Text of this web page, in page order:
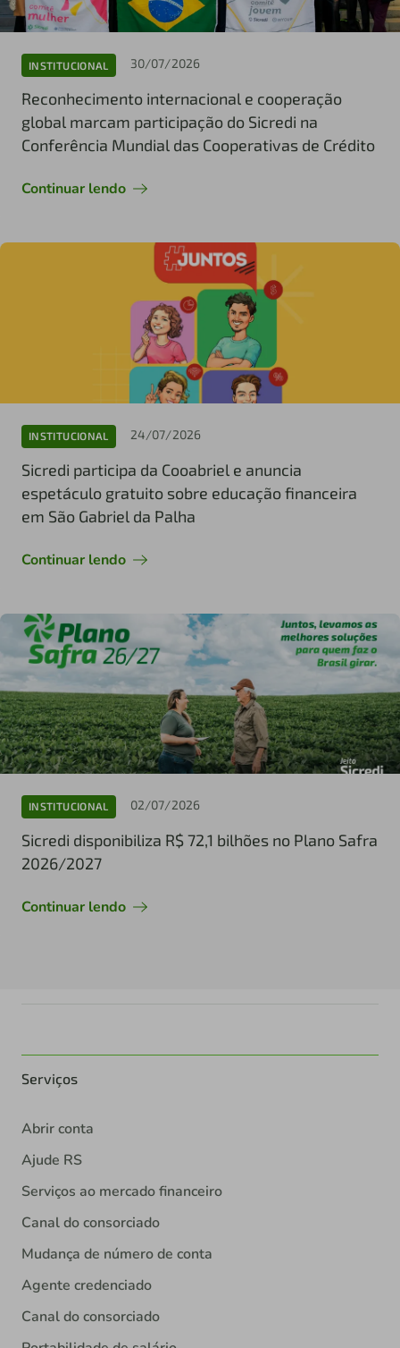
INSTITUCIONAL 30/07/2026
Reconhecimento internacional e cooperação
global marcam participação do Sicredi na
Conferência Mundial das Cooperativas de Crédito
Continuar lendo
INSTITUCIONAL 24/07/2026
Sicredi participa da Cooabriel e anuncia
espetáculo gratuito sobre educação financeira
em São Gabriel da Palha
Continuar lendo
INSTITUCIONAL 02/07/2026
Sicredi disponibiliza R$ 72,1 bilhões no Plano Safra
2026/2027
Continuar lendo
Serviços
Abrir conta
Ajude RS
Serviços ao mercado financeiro
Canal do consorciado
Mudança de número de conta
Agente credenciado
Canal do consorciado